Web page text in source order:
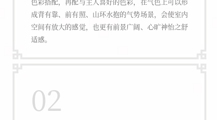
成背有靠、前有照、山环水抱的气势场景，会使室内
空间有放大的感觉，也更有前景广阔、心旷神怡之舒
适感。
02